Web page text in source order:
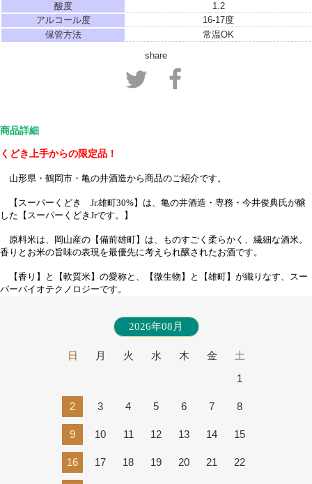
酸度
1.2
アルコール度
16-17度
保管方法
常温OK
share
商品詳細
くどき上手からの限定品！
山形県・鶴岡市・亀の井酒造から商品のご紹介です。
【スーパーくどき Jr.雄町30%】は、亀の井酒造・専務・今井俊典氏が醸
した【スーパーくどきJrです。】
原料米は、岡山産の【備前雄町】は、ものすごく柔らかく、繊細な酒米。
香りとお米の旨味の表現を最優先に考えられ醸されたお酒です。
【香り】と【軟質米】の愛称と、【微生物】と【雄町】が織りなす、スー
パーバイオテクノロジーです。
2026年08月
日 月 火 水 木 金
土
1
2 3 4 5 6 7 8
9 10 11 12 13 14 15
16 17 18 19 20 21 22